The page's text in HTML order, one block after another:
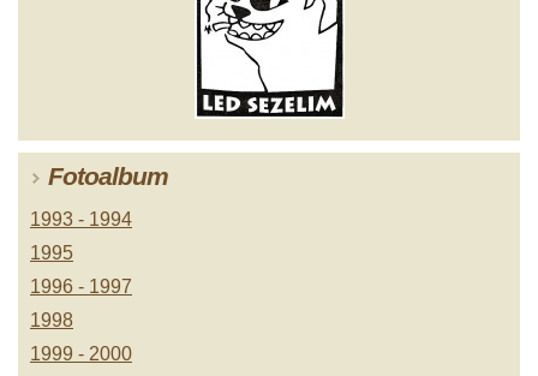
Fotoalbum
1993 - 1994
1995
1996 - 1997
1998
1999 - 2000